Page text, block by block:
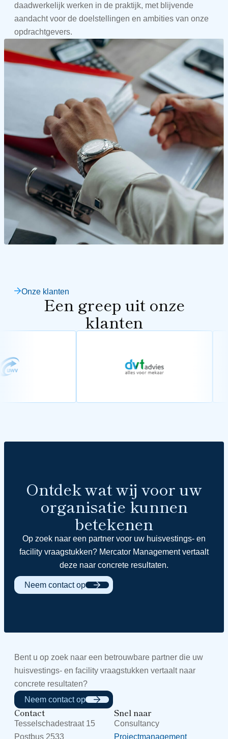
daadwerkelijk werken in de praktijk, met blijvende
aandacht voor de doelstellingen en ambities van onze
opdrachtgevers.
Onze klanten
Een greep uit onze
klanten
Ontdek wat wij voor uw
organisatie kunnen
betekenen
Op zoek naar een partner voor uw huisvestings- en
facility vraagstukken? Mercator Management vertaalt
deze naar concrete resultaten.
Neem contact op
Bent u op zoek naar een betrouwbare partner die uw
huisvestings- en facility vraagstukken vertaalt naar
concrete resultaten?
Neem contact op
Contact
Tesselschadestraat 15
Postbus 2533
Snel naar
Consultancy
Projectmanagement